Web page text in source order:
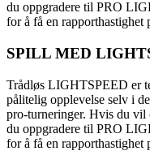
du oppgradere til PRO
for å få en rapporthastighet
SPILL MED
Trådløs LIGHTSPEED er
pålitelig opplevelse selv i
pro-turneringer. Hvis du vil
du oppgradere til PRO
for å få en rapporthastighet